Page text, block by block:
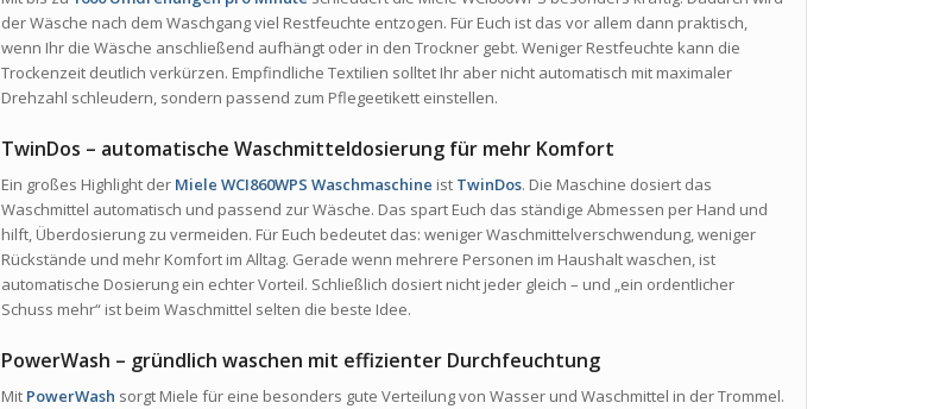
der Wäsche nach dem Waschgang viel Restfeuchte entzogen. Für Euch ist das vor allem dann praktisch,
wenn Ihr die Wäsche anschließend aufhängt oder in den Trockner gebt. Weniger Restfeuchte kann die
Trockenzeit deutlich verkürzen. Empfindliche Textilien solltet Ihr aber nicht automatisch mit maximaler
Drehzahl schleudern, sondern passend zum Pflegeetikett einstellen.
TwinDos – automatische Waschmitteldosierung für mehr Komfort
Ein großes Highlight der Miele WCI860WPS Waschmaschine ist TwinDos. Die Maschine dosiert das
Waschmittel automatisch und passend zur Wäsche. Das spart Euch das ständige Abmessen per Hand und
hilft, Überdosierung zu vermeiden. Für Euch bedeutet das: weniger Waschmittelverschwendung, weniger
Rückstände und mehr Komfort im Alltag. Gerade wenn mehrere Personen im Haushalt waschen, ist
automatische Dosierung ein echter Vorteil. Schließlich dosiert nicht jeder gleich – und „ein ordentlicher
Schuss mehr“ ist beim Waschmittel selten die beste Idee.
PowerWash – gründlich waschen mit effizienter Durchfeuchtung
Mit PowerWash sorgt Miele für eine besonders gute Verteilung von Wasser und Waschmittel in der Trommel.